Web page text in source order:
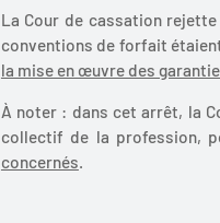
La Cour de cassation
conventions de forfait
la mise en œuvre des
À noter : dans cet arrêt, la
collectif de la profession,
concernés.